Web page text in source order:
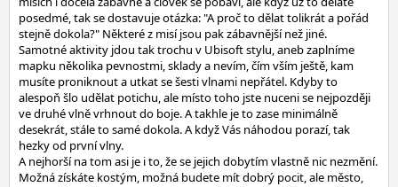
posedmé, tak se dostavuje otázka: "A proč to dělat tolikrát a pořád
stejně dokola?" Některé z misí jsou pak zábavnější než jiné.
Samotné aktivity jdou tak trochu v Ubisoft stylu, aneb zaplníme
mapku několika pevnostmi, sklady a nevím, čím vším ještě, kam
musíte proniknout a utkat se šesti vlnami nepřátel. Kdyby to
alespoň šlo udělat potichu, ale místo toho jste nuceni se nejpozději
ve druhé vlně vrhnout do boje. A takhle je to zase minimálně
desekrát, stále to samé dokola. A když Vás náhodou porazí, tak
hezky od první vlny.
A nejhorší na tom asi je i to, že se jejich dobytím vlastně nic nezmění.
Možná získáte kostým, možná budete mít dobrý pocit, ale město,